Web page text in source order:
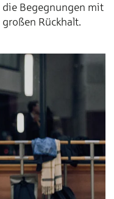
die Begegnungen mit
Rückhalt.